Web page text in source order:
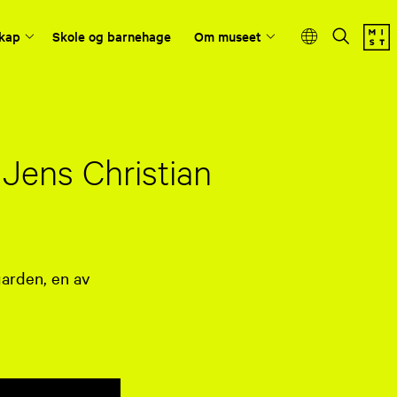
Skole og barnehage Om museet
Christian
en av